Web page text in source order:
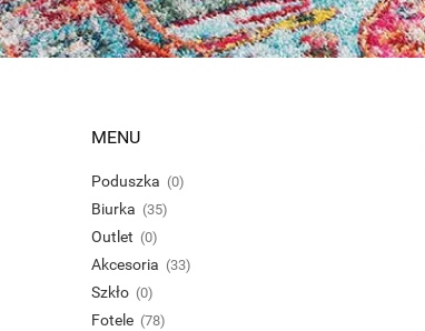
MENU
Poduszka (0)
Biurka (35)
Outlet (0)
Akcesoria (33)
Szkło (0)
Fotele (78)